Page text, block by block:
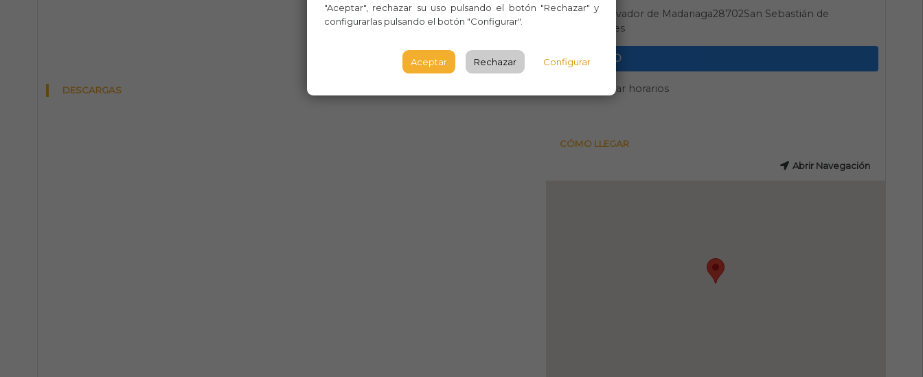
DESCARGAS
CalleSalvador de Madariaga28702San Sebastián de
los Reyes
MADRID
Consultar horarios
CÓMO LLEGAR
Abrir Navegación
"Aceptar", rechazar su uso pulsando el botón "Rechazar" y
configurarlas pulsando el botón "Configurar".
Aceptar Rechazar Configurar